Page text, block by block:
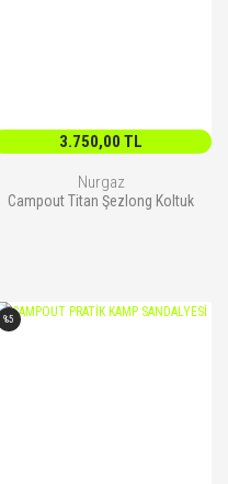
3.750,00 TL
Nurgaz
Campout Titan Şezlong Koltuk
%5